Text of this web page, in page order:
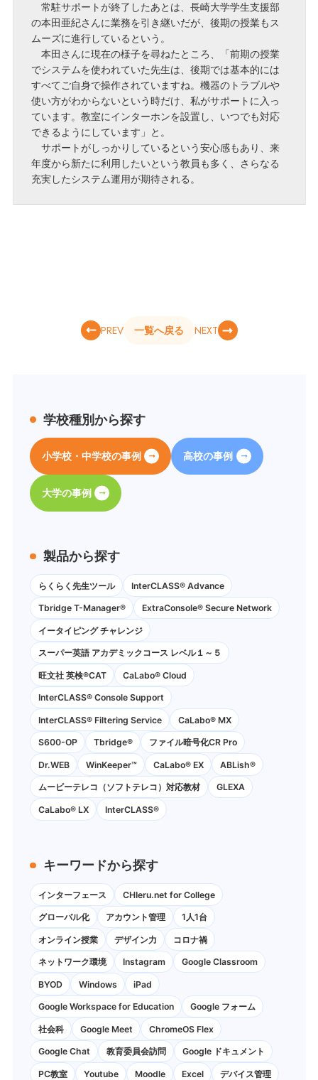
常駐サポートが終了したあとは、長崎大学学生支援部
の本田亜紀さんに業務を引き継いだが、後期の授業もス
ムーズに進行しているという。
本田さんに現在の様子を尋ねたところ、「前期の授業
でシステムを使われていた先生は、後期では基本的には
すべてご自身で操作されていますね。機器のトラブルや
使い方がわからないという時だけ、私がサポートに入っ
ています。教室にインターホンを設置し、いつでも対応
できるようにしています」と。
サポートがしっかりしているという安心感もあり、来
年度から新たに利用したいという教員も多く、さらなる
充実したシステム運用が期待される。
PREV 一覧へ戻る NEXT
学校種別から探す
小学校・中学校の事例 高校の事例
大学の事例
製品から探す
らくらく先生ツール InterCLASS® Advance
Tbridge T-Manager® ExtraConsole® Secure Network
イータイピング チャレンジ
スーパー英語 アカデミックコース レベル１～５
旺文社 英検®CAT CaLabo®︎ Cloud
InterCLASS®︎ Console Support
InterCLASS®︎ Filtering Service CaLabo® MX
S600-OP Tbridge® ファイル暗号化CR Pro
Dr.WEB WinKeeper™ CaLabo® EX ABLish®
ムービーテレコ（ソフトテレコ）対応教材 GLEXA
CaLabo® LX InterCLASS®
キーワードから探す
インターフェース CHIeru.net for College
グローバル化 アカウント管理 1人1台
オンライン授業 デザイン力 コロナ禍
ネットワーク環境 Instagram Google Classroom
BYOD Windows iPad
Google Workspace for Education Google フォーム
社会科 Google Meet ChromeOS Flex
Google Chat 教育委員会訪問 Google ドキュメント
PC教室 Youtube Moodle Excel デバイス管理